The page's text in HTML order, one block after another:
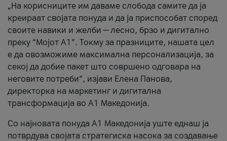
„На корисниците им даваме слобода самите да ја
креираат својата понуда и да ја приспособат според
своите навики и желби — лесно, брзо и дигитално
преку “Мојот А1”. Токму за празниците, нашата цел
е да овозможиме максимална персонализација, за
секој да добие пакет што совршено одговара на
неговите потреби“, изјави Елена Панова,
директорка на маркетинг и дигитална
трансформација во А1 Македонија.
Со најновата понуда А1 Македонија уште еднаш ја
потврдува својата стратегиска насока за создавање